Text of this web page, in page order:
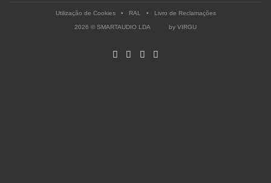
Utilização de Cookies• RAL • Livro de Reclamações
2026 © SMARTAUDIO LDA by VIRGU